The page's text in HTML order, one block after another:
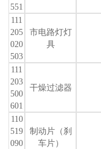
551
111
205
020
503
市电路灯灯
具
111
203
500
601
干燥过滤器
110
519
090
制动片（刹
车片）